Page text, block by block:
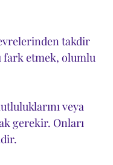
takdir
fark etmek, olumlu
veya
gerekir. Onları